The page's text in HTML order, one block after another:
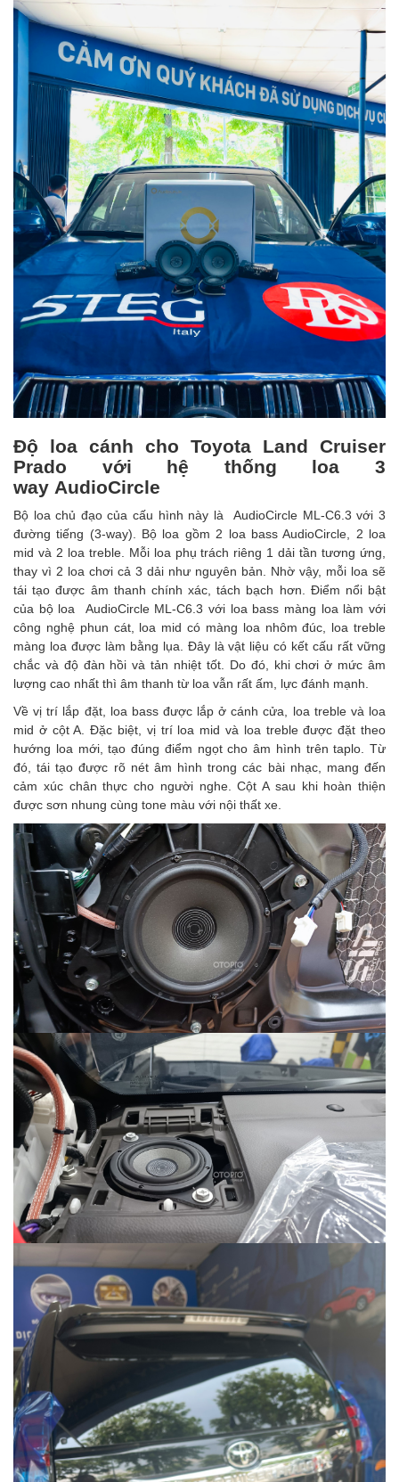
Độ loa cánh cho Toyota Land Cruiser
Prado với hệ thống loa 3
way AudioCircle
Bộ loa chủ đạo của cấu hình này là AudioCircle ML-C6.3 với 3
đường tiếng (3-way). Bộ loa gồm 2 loa bass AudioCircle, 2 loa
mid và 2 loa treble. Mỗi loa phụ trách riêng 1 dải tần tương ứng,
thay vì 2 loa chơi cả 3 dải như nguyên bản. Nhờ vậy, mỗi loa sẽ
tái tạo được âm thanh chính xác, tách bạch hơn. Điểm nổi bật
của bộ loa AudioCircle ML-C6.3 với loa bass màng loa làm với
công nghệ phun cát, loa mid có màng loa nhôm đúc, loa treble
màng loa được làm bằng lụa. Đây là vật liệu có kết cấu rất vững
chắc và độ đàn hồi và tản nhiệt tốt. Do đó, khi chơi ở mức âm
lượng cao nhất thì âm thanh từ loa vẫn rất ấm, lực đánh mạnh.
Về vị trí lắp đặt, loa bass được lắp ở cánh cửa, loa treble và loa
mid ở cột A. Đặc biệt, vị trí loa mid và loa treble được đặt theo
hướng loa mới, tạo đúng điểm ngọt cho âm hình trên taplo. Từ
đó, tái tạo được rõ nét âm hình trong các bài nhạc, mang đến
cảm xúc chân thực cho người nghe. Cột A sau khi hoàn thiện
được sơn nhung cùng tone màu với nội thất xe.